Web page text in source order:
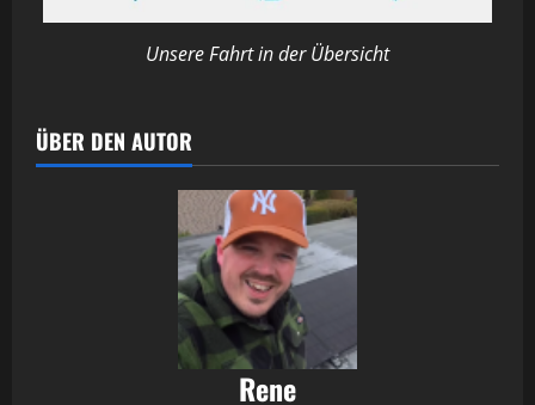
Unsere Fahrt in der Übersicht
ÜBER DEN AUTOR
Rene